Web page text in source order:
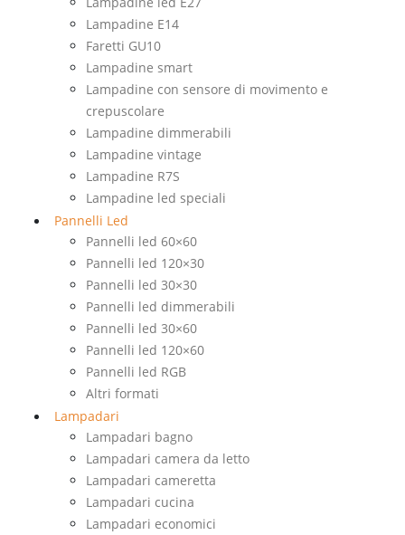
Lampadine E14
Faretti GU10
Lampadine smart
Lampadine con sensore di movimento e
crepuscolare
Lampadine dimmerabili
Lampadine vintage
Lampadine R7S
Lampadine led speciali
Pannelli Led
Pannelli led 60×60
Pannelli led 120×30
Pannelli led 30×30
Pannelli led dimmerabili
Pannelli led 30×60
Pannelli led 120×60
Pannelli led RGB
Altri formati
Lampadari
Lampadari bagno
Lampadari camera da letto
Lampadari cameretta
Lampadari cucina
Lampadari economici